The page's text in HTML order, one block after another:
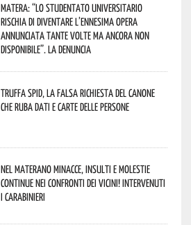
Matera: “Lo studentato universitario
rischia di diventare l’ennesima opera
annunciata tante volte ma ancora non
disponibile”. La denuncia
Truffa Spid, la falsa richiesta del canone
che ruba dati e carte delle persone
Nel materano minacce, insulti e molestie
continue nei confronti dei vicini! Intervenuti
i Carabinieri